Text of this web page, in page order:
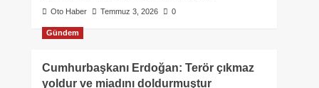
Oto Haber Temmuz 3, 2026 0
Gündem
Cumhurbaşkanı Erdoğan: Terör çıkmaz
yoldur ve miadını doldurmuştur